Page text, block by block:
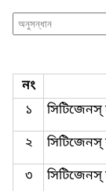
নং
১
সিটিজেনস্
২
সিটিজেনস্
৩
সিটিজেনস্